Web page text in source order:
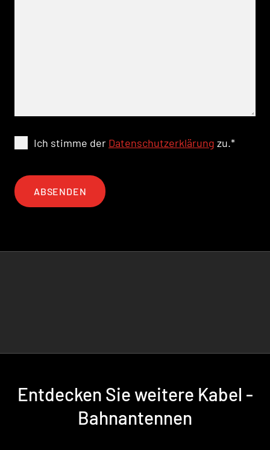
Ich stimme der Datenschutzerklärung zu.*
ABSENDEN
Entdecken Sie weitere Kabel -
Bahnantennen